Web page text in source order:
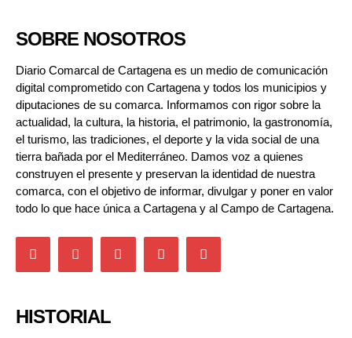
SOBRE NOSOTROS
Diario Comarcal de Cartagena es un medio de comunicación
digital comprometido con Cartagena y todos los municipios y
diputaciones de su comarca. Informamos con rigor sobre la
actualidad, la cultura, la historia, el patrimonio, la gastronomía,
el turismo, las tradiciones, el deporte y la vida social de una
tierra bañada por el Mediterráneo. Damos voz a quienes
construyen el presente y preservan la identidad de nuestra
comarca, con el objetivo de informar, divulgar y poner en valor
todo lo que hace única a Cartagena y al Campo de Cartagena.
HISTORIAL